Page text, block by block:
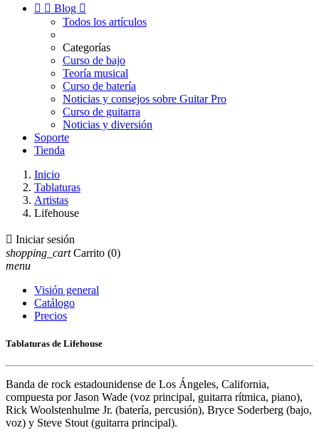
  Blog 
Todos los artículos
Categorías
Curso de bajo
Teoría musical
Curso de batería
Noticias y consejos sobre Guitar Pro
Curso de guitarra
Noticias y diversión
Soporte
Tienda
Inicio
Tablaturas
Artistas
Lifehouse
 Iniciar sesión
shopping_cart Carrito (0)
menu
Visión general
Catálogo
Precios
Tablaturas de Lifehouse
Banda de rock estadounidense de Los Ángeles, California,
compuesta por Jason Wade (voz principal, guitarra rítmica, piano),
Rick Woolstenhulme Jr. (batería, percusión), Bryce Soderberg (bajo,
voz) y Steve Stout (guitarra principal).